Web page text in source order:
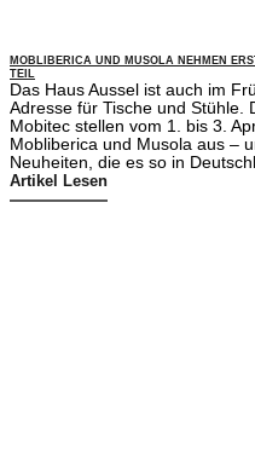
MOBLIBERICA UND MUSOLA NEHMEN
TEIL
Das Haus Aussel ist auch im
Adresse für Tische und Stühle.
Mobitec stellen vom 1. bis 3.
Mobliberica und Musola aus –
Neuheiten, die es so in
Artikel Lesen